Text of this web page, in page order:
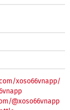
xoso66vnapp/
@xoso66vnapp